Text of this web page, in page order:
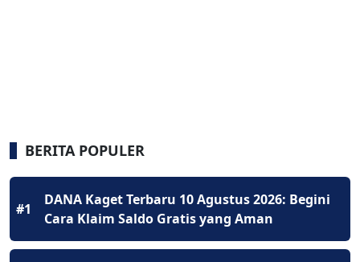
BERITA POPULER
#1
DANA Kaget Terbaru 10 Agustus 2026: Begini
Cara Klaim Saldo Gratis yang Aman